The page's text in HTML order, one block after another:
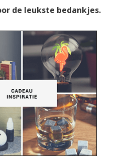
de leukste bedankjes.